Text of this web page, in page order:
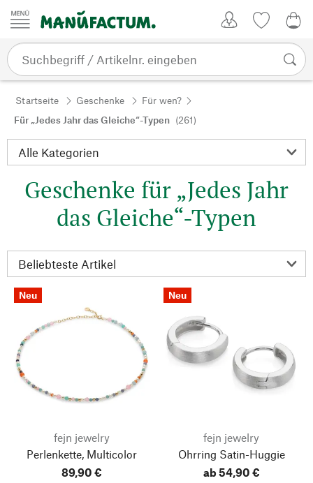
Zum Inhalt springen
Startseite Geschenke
Für wen?
Für „Jedes Jahr das Gleiche“-Typen (261)
Geschenke für „Jedes Jahr
das Gleiche“-Typen
Neu
fejn jewelry
Perlenkette, Multicolor
89,90 €
Neu
fejn jewelry
Ohrring Satin-Huggie
ab 54,90 €